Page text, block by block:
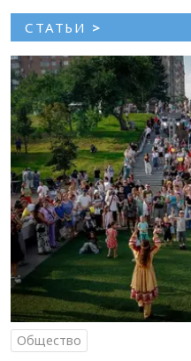
СТАТЬИ >
Общество